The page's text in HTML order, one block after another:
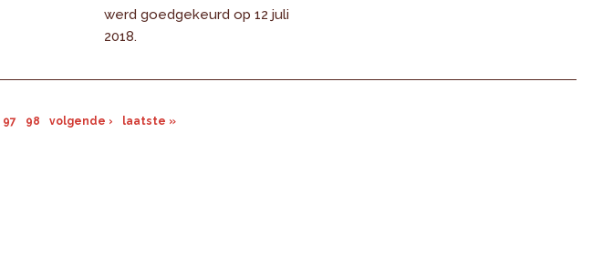
werd goedgekeurd op 12 juli
2018.
97 98 volgende › laatste »